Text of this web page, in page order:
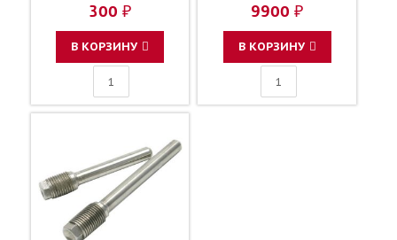
300 ₽
В КОРЗИНУ
701 13300-KZ4-700
13300-KZ4-690 13300-
KZ4-620
9900 ₽
В КОРЗИНУ